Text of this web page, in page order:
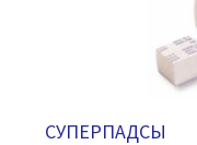
СУПЕРПАДСЫ